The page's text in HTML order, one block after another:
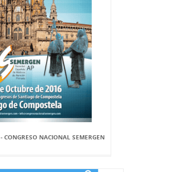
CONGRESO NACIONAL SEMERGEN